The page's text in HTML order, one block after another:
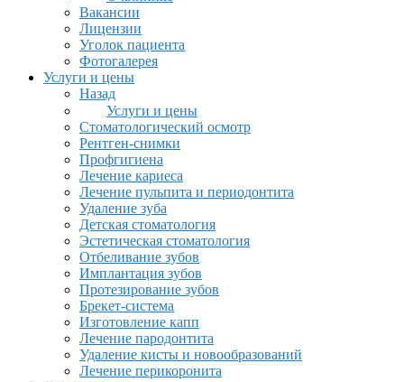
Вакансии
Лицензии
Уголок пациента
Фотогалерея
Услуги и цены
Назад
Услуги и цены
Стоматологический осмотр
Рентген-снимки
Профгигиена
Лечение кариеса
Лечение пульпита и периодонтита
Удаление зуба
Детская стоматология
Эстетическая стоматология
Отбеливание зубов
Имплантация зубов
Протезирование зубов
Брекет-система
Изготовление капп
Лечение пародонтита
Удаление кисты и новообразований
Лечение перикоронита